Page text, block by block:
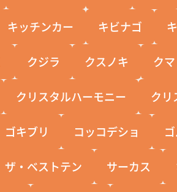
キッチンカー キビナゴ
クジラ クスノキ クマ
クリスタルハーモニー クリ
ゴキブリ コッコデショ
ザ・ベストテン サーカス